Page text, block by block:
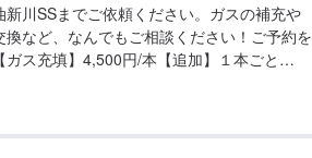
川SSまでご依頼ください。ガスの補充や
など、なんでもご相談ください！ご予約を
ス充填】4,500円/本【追加】１本ごと